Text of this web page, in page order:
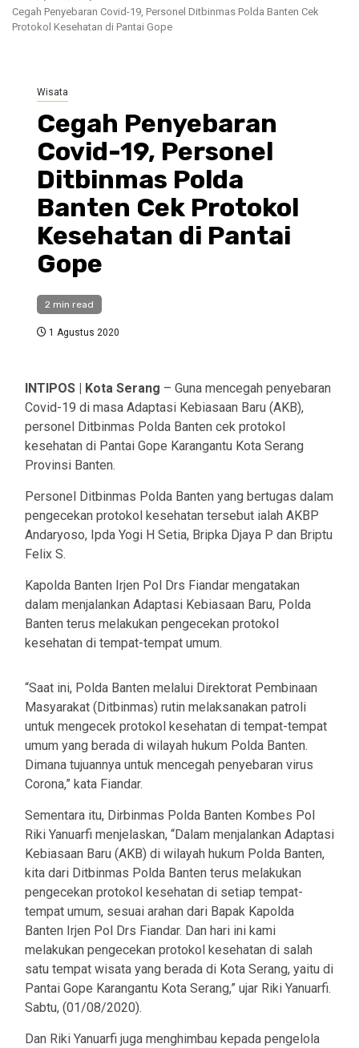
Cegah Penyebaran Covid-19, Personel Ditbinmas Polda Banten Cek
Protokol Kesehatan di Pantai Gope
Wisata
Cegah Penyebaran
Covid-19, Personel
Ditbinmas Polda
Banten Cek Protokol
Kesehatan di Pantai
Gope
2 min read
1 Agustus 2020
INTIPOS | Kota Serang – Guna mencegah penyebaran
Covid-19 di masa Adaptasi Kebiasaan Baru (AKB),
personel Ditbinmas Polda Banten cek protokol
kesehatan di Pantai Gope Karangantu Kota Serang
Provinsi Banten.
Personel Ditbinmas Polda Banten yang bertugas dalam
pengecekan protokol kesehatan tersebut ialah AKBP
Andaryoso, Ipda Yogi H Setia, Bripka Djaya P dan Briptu
Felix S.
Kapolda Banten Irjen Pol Drs Fiandar mengatakan
dalam menjalankan Adaptasi Kebiasaan Baru, Polda
Banten terus melakukan pengecekan protokol
kesehatan di tempat-tempat umum.
“Saat ini, Polda Banten melalui Direktorat Pembinaan
Masyarakat (Ditbinmas) rutin melaksanakan patroli
untuk mengecek protokol kesehatan di tempat-tempat
umum yang berada di wilayah hukum Polda Banten.
Dimana tujuannya untuk mencegah penyebaran virus
Corona,” kata Fiandar.
Sementara itu, Dirbinmas Polda Banten Kombes Pol
Riki Yanuarfi menjelaskan, “Dalam menjalankan Adaptasi
Kebiasaan Baru (AKB) di wilayah hukum Polda Banten,
kita dari Ditbinmas Polda Banten terus melakukan
pengecekan protokol kesehatan di setiap tempat-
tempat umum, sesuai arahan dari Bapak Kapolda
Banten Irjen Pol Drs Fiandar. Dan hari ini kami
melakukan pengecekan protokol kesehatan di salah
satu tempat wisata yang berada di Kota Serang, yaitu di
Pantai Gope Karangantu Kota Serang,” ujar Riki Yanuarfi.
Sabtu, (01/08/2020).
Dan Riki Yanuarfi juga menghimbau kepada pengelola